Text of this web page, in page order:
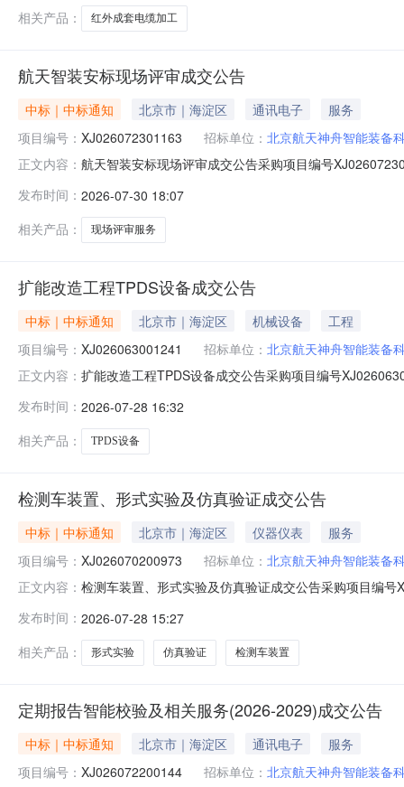
相关产品：
红外成套电缆加工
航天智装安标现场评审成交公告
中标｜中标通知 北京市｜海淀区 通讯电子
服务
项目编号： XJ026072301163 招标单位： 北京航天神舟智能装备
正文内容： 航天智装安标现场评审成交公告采购项目编号
发布时间： 2026-07-30 18:07
相关产品：
现场评审服务
扩能改造工程TPDS设备成交公告
中标｜中标通知 北京市｜海淀区 机械设备
工程
项目编号： XJ026063001241 招标单位： 北京航天神舟智能装备
正文内容： 扩能改造工程TPDS设备成交公告采购项目编号
发布时间： 2026-07-28 16:32
相关产品：
TPDS设备
检测车装置、形式实验及仿真验证成交公告
中标｜中标通知 北京市｜海淀区 仪器仪表
服务
项目编号： XJ026070200973 招标单位： 北京航天神舟智能装备
正文内容： 检测车装置、形式实验及仿真验证成交公告采购项目编
发布时间： 2026-07-28 15:27
相关产品：
形式实验 仿真验证 检测车装置
定期报告智能校验及相关服务(2026-2029)成交公告
中标｜中标通知 北京市｜海淀区 通讯电子
服务
项目编号： XJ026072200144 招标单位： 北京航天神舟智能装备